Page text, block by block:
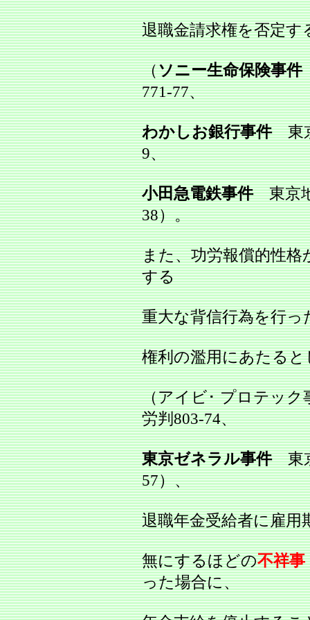
退職金請求権を否定す
（ソニー生命保険事件
771‐77、
わかしお銀行事件東
9、
小田急電鉄事件東京地
38）。
また、功労報償的性格
する
重大な背信行為を行っ
権利の濫用にあたる
（アイビ･ プロテッ
労判803‐74、
東京ゼネラル事件東
57）、
退職年金受給者に雇用
無にするほどの不祥事
った場合に、